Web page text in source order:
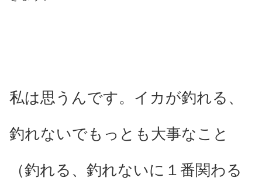
私は思うんです。イカが釣れる、
釣れないでもっとも大事なこと
（釣れる、釣れないに１番関わる